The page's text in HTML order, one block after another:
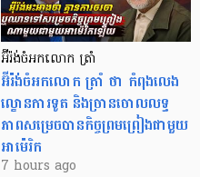
អ៊ីរ៉ង់ចំអកលោក ត្រាំ
អ៊ីរ៉ង់ចំអកលោក ត្រាំ ថា កំពុងលេង
ល្ខោនការទូត និងច្រានចោលលទ្ធ
ភាពសម្រេចបានកិច្ចព្រមព្រៀងជាមួយ
អាម៉េរិក
7 hours ago